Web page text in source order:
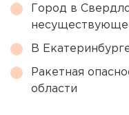
Город в
В
Ракетная
области